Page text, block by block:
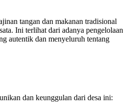
tangan dan makanan tradisional
Ini terlihat dari adanya pengelolaan
autentik dan menyeluruh tentang
dan keunggulan dari desa ini: